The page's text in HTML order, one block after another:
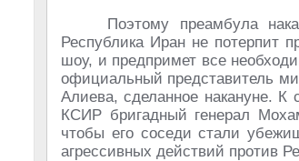
Поэтому преамбула
Республика Иран не потерпит
шоу, и предпримет все
официальный представитель
Алиева, сделанное накануне.
КСИР бригадный генерал
чтобы его соседи стали
агрессивных действий против